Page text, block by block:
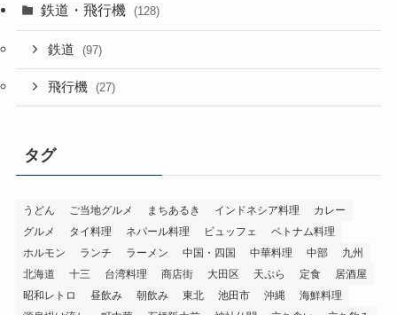
鉄道・飛行機 (128)
鉄道 (97)
飛行機 (27)
タグ
うどん ご当地グルメ まちあるき インドネシア料理
カレー
グルメ
タイ料理 ネパール料理 ビュッフェ
ベトナム料理
ホルモン
ランチ ラーメン 中国・四国 中華料理 中部
九州
北海道
十三 台湾料理 商店街 大田区 天ぷら 定食
居酒屋
昭和レトロ
昼飲み 朝飲み 東北 池田市 沖縄
海鮮料理